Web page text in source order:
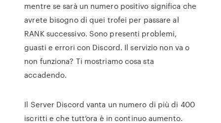
mentre se sarà un numero positivo significa che
avrete bisogno di quei trofei per passare al
RANK successivo. Sono presenti problemi,
guasti e errori con Discord. Il servizio non va o
non funziona? Ti mostriamo cosa sta
accadendo.
Il Server Discord vanta un numero di più di 400
iscritti e che tutt’ora è in continuo aumento.